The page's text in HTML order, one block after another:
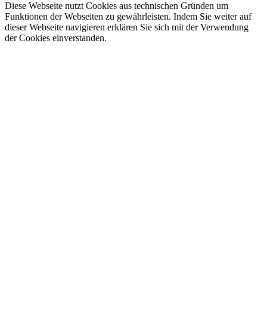
Diese Webseite nutzt Cookies aus technischen Gründen um
Funktionen der Webseiten zu gewährleisten. Indem Sie weiter auf
dieser Webseite navigieren erklären Sie sich mit der Verwendung
der Cookies einverstanden.